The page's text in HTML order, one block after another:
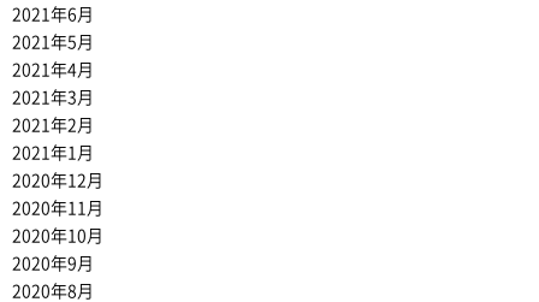
2021年6月
2021年5月
2021年4月
2021年3月
2021年2月
2021年1月
2020年12月
2020年11月
2020年10月
2020年9月
2020年8月